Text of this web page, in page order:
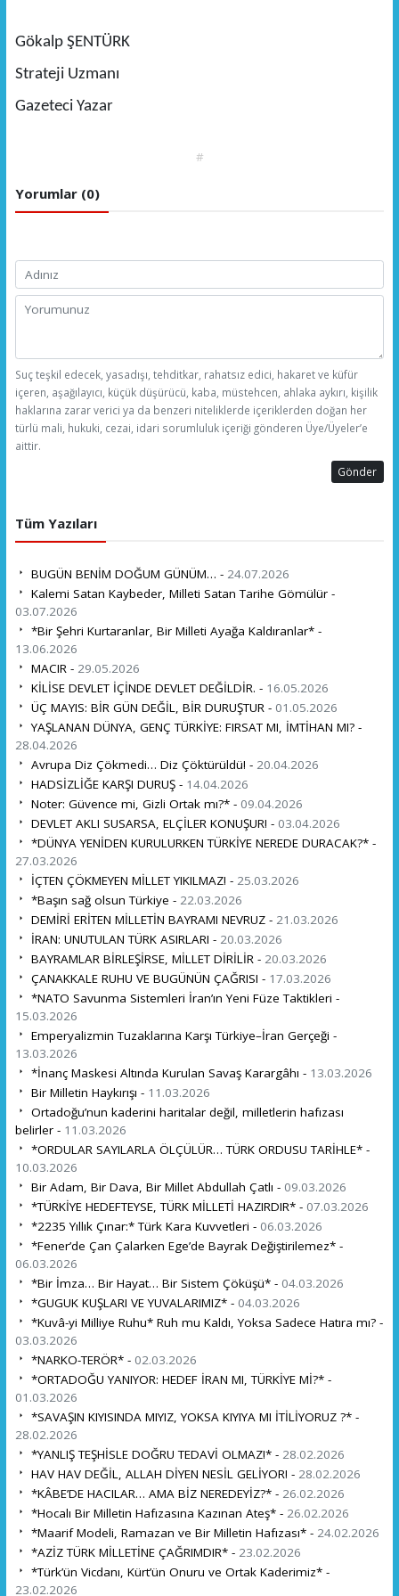
Gökalp ŞENTÜRK
Strateji Uzmanı
Gazeteci Yazar
#
Yorumlar (0)
Suç teşkil edecek, yasadışı, tehditkar, rahatsız edici, hakaret ve küfür
içeren, aşağılayıcı, küçük düşürücü, kaba, müstehcen, ahlaka aykırı, kişilik
haklarına zarar verici ya da benzeri niteliklerde içeriklerden doğan her
türlü mali, hukuki, cezai, idari sorumluluk içeriği gönderen Üye/Üyeler’e
aittir.
Gönder
Tüm Yazıları
BUGÜN BENİM DOĞUM GÜNÜM… - 24.07.2026
Kalemi Satan Kaybeder, Milleti Satan Tarihe Gömülür -
03.07.2026
*Bir Şehri Kurtaranlar, Bir Milleti Ayağa Kaldıranlar* -
13.06.2026
MACIR - 29.05.2026
KİLİSE DEVLET İÇİNDE DEVLET DEĞİLDİR. - 16.05.2026
ÜÇ MAYIS: BİR GÜN DEĞİL, BİR DURUŞTUR - 01.05.2026
YAŞLANAN DÜNYA, GENÇ TÜRKİYE: FIRSAT MI, İMTİHAN MI? -
28.04.2026
Avrupa Diz Çökmedi… Diz Çöktürüldü! - 20.04.2026
HADSİZLİĞE KARŞI DURUŞ - 14.04.2026
Noter: Güvence mi, Gizli Ortak mı?* - 09.04.2026
DEVLET AKLI SUSARSA, ELÇİLER KONUŞUR! - 03.04.2026
*DÜNYA YENİDEN KURULURKEN TÜRKİYE NEREDE DURACAK?* -
27.03.2026
İÇTEN ÇÖKMEYEN MİLLET YIKILMAZ! - 25.03.2026
*Başın sağ olsun Türkiye - 22.03.2026
DEMİRİ ERİTEN MİLLETİN BAYRAMI NEVRUZ - 21.03.2026
İRAN: UNUTULAN TÜRK ASIRLARI - 20.03.2026
BAYRAMLAR BİRLEŞİRSE, MİLLET DİRİLİR - 20.03.2026
ÇANAKKALE RUHU VE BUGÜNÜN ÇAĞRISI - 17.03.2026
*NATO Savunma Sistemleri İran’ın Yeni Füze Taktikleri -
15.03.2026
Emperyalizmin Tuzaklarına Karşı Türkiye–İran Gerçeği -
13.03.2026
*İnanç Maskesi Altında Kurulan Savaş Karargâhı - 13.03.2026
Bir Milletin Haykırışı - 11.03.2026
Ortadoğu’nun kaderini haritalar değil, milletlerin hafızası
belirler - 11.03.2026
*ORDULAR SAYILARLA ÖLÇÜLÜR… TÜRK ORDUSU TARİHLE* -
10.03.2026
Bir Adam, Bir Dava, Bir Millet Abdullah Çatlı - 09.03.2026
*TÜRKİYE HEDEFTEYSE, TÜRK MİLLETİ HAZIRDIR* - 07.03.2026
*2235 Yıllık Çınar:* Türk Kara Kuvvetleri - 06.03.2026
*Fener’de Çan Çalarken Ege’de Bayrak Değiştirilemez* -
06.03.2026
*Bir İmza… Bir Hayat… Bir Sistem Çöküşü* - 04.03.2026
*GUGUK KUŞLARI VE YUVALARIMIZ* - 04.03.2026
*Kuvâ-yi Milliye Ruhu* Ruh mu Kaldı, Yoksa Sadece Hatıra mı? -
03.03.2026
*NARKO-TERÖR* - 02.03.2026
*ORTADOĞU YANIYOR: HEDEF İRAN MI, TÜRKİYE Mİ?* -
01.03.2026
*SAVAŞIN KIYISINDA MIYIZ, YOKSA KIYIYA MI İTİLİYORUZ ?* -
28.02.2026
*YANLIŞ TEŞHİSLE DOĞRU TEDAVİ OLMAZ!* - 28.02.2026
HAV HAV DEĞİL, ALLAH DİYEN NESİL GELİYOR! - 28.02.2026
*KÂBE’DE HACILAR… AMA BİZ NEREDEYİZ?* - 26.02.2026
*Hocalı Bir Milletin Hafızasına Kazınan Ateş* - 26.02.2026
*Maarif Modeli, Ramazan ve Bir Milletin Hafızası* - 24.02.2026
*AZİZ TÜRK MİLLETİNE ÇAĞRIMDIR* - 23.02.2026
*Türk’ün Vicdanı, Kürt’ün Onuru ve Ortak Kaderimiz* -
23.02.2026